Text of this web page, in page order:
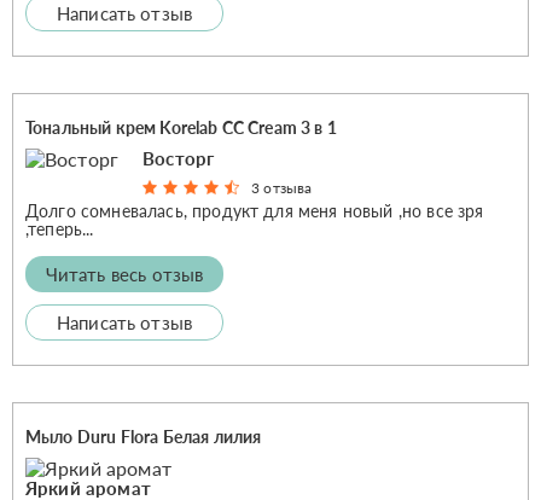
Написать отзыв
Тональный крем Korelab CC Cream 3 в 1
Восторг
3 отзыва
Долго сомневалась, продукт для меня новый ,но все зря
,теперь...
Читать весь отзыв
Написать отзыв
Мыло Duru Flora Белая лилия
Яркий аромат